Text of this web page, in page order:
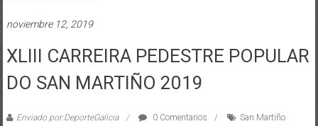
noviembre 12, 2019
XLIII CARREIRA PEDESTRE POPULAR
DO SAN MARTIÑO 2019
Enviado por:DeporteGalicia 0 Comentarios San Martiño